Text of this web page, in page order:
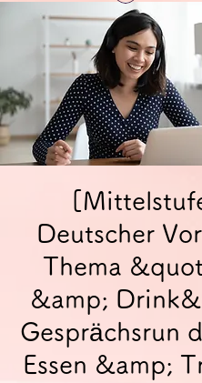
Deutscher
Thema
&amp;
Gesprächsrun
Essen &amp;